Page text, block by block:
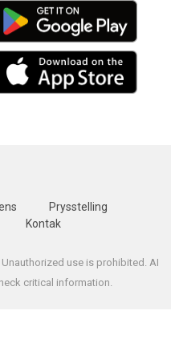
Prysstelling
Kontak
use is prohibited. AI
critical information.